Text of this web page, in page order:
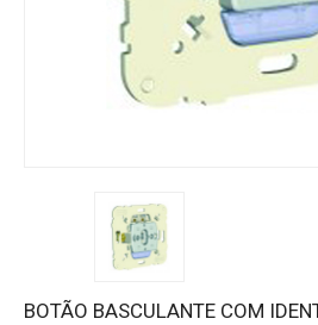
BOTÃO BASCULANTE COM